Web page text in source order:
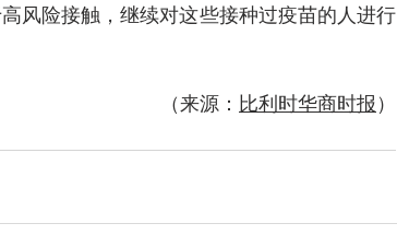
风险接触，继续对这些接种过疫苗的人进行
（来源： 比利时华商时报）